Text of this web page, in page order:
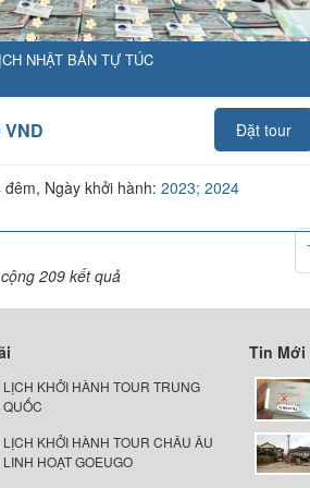
NHẬT BẢN TỰ TÚC
VND Đặt tour
đêm, Ngày khởi hành: 2023; 2024
209 kết quả
LỊCH KHỞI HÀNH TOUR TRUNG
QUỐC
LỊCH KHỞI HÀNH TOUR CHÂU ÂU
LINH HOẠT GOEUGO
Tin Mới